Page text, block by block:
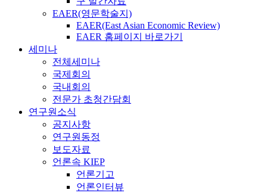
EAER(영문학술지)
EAER(East Asian Economic Review)
EAER 홈페이지 바로가기
세미나
전체세미나
국제회의
국내회의
전문가 초청간담회
연구원소식
공지사항
연구원동정
보도자료
언론속 KIEP
언론기고
언론인터뷰